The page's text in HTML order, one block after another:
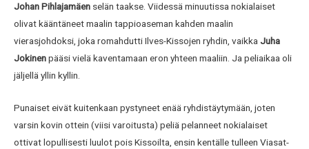
Johan Pihlajamäen selän taakse. Viidessä minuutissa nokialaiset
olivat kääntäneet maalin tappioaseman kahden maalin
vierasjohdoksi, joka romahdutti Ilves-Kissojen ryhdin, vaikka Juha
Jokinenpääsi vielä kaventamaan eron yhteen maaliin. Ja peliaikaa oli
jäljellä yllin kyllin.
Punaiset eivät kuitenkaan pystyneet enää ryhdistäytymään, joten
varsin kovin ottein (viisi varoitusta) peliä pelanneet nokialaiset
ottivat lopullisesti luulot pois Kissoilta, ensin kentälle tulleen Viasat-